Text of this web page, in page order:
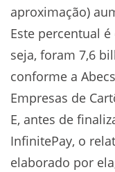
aproximação)
Este percentual
seja, foram 7,6
conforme a
Empresas de
E, antes de
InfinitePay, o
elaborado por